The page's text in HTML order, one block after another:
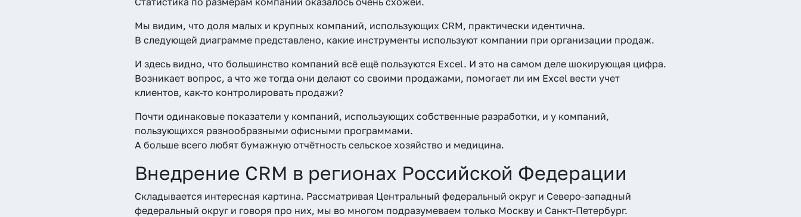
Мы видим, что доля малых и крупных компаний, использующих CRM, практически идентична.
В следующей диаграмме представлено, какие инструменты используют компании при организации продаж.
И здесь видно, что большинство компаний всё ещё пользуются Excel. И это на самом деле шокирующая цифра.
Возникает вопрос, а что же тогда они делают со своими продажами, помогает ли им Excel вести учет
клиентов, как-то контролировать продажи?
Почти одинаковые показатели у компаний, использующих собственные разработки, и у компаний,
пользующихся разнообразными офисными программами.
А больше всего любят бумажную отчётность сельское хозяйство и медицина.
Внедрение CRM в регионах Российской Федерации
Складывается интересная картина. Рассматривая Центральный федеральный округ и Северо-западный
федеральный округ и говоря про них, мы во многом подразумеваем только Москву и Санкт-Петербург.